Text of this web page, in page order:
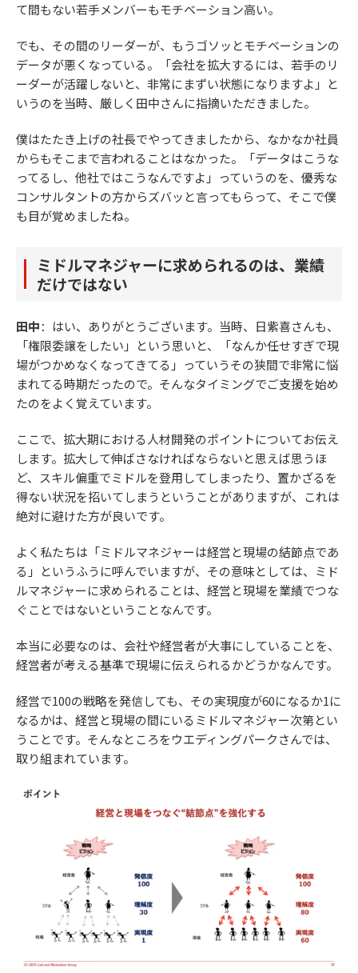
て間もない若手メンバーもモチベーション高い。
でも、その間のリーダーが、もうゴソッとモチベーションの
データが悪くなっている。「会社を拡大するには、若手のリ
ーダーが活躍しないと、非常にまずい状態になりますよ」と
いうのを当時、厳しく田中さんに指摘いただきました。
僕はたたき上げの社長でやってきましたから、なかなか社員
からもそこまで言われることはなかった。「データはこうな
ってるし、他社ではこうなんですよ」っていうのを、優秀な
コンサルタントの方からズバッと言ってもらって、そこで僕
も目が覚めましたね。
ミドルマネジャーに求められるのは、業績
だけではない
田中：はい、ありがとうございます。当時、日紫喜さんも、
「権限委譲をしたい」という思いと、「なんか任せすぎで現
場がつかめなくなってきてる」っていうその狭間で非常に悩
まれてる時期だったので。そんなタイミングでご支援を始め
たのをよく覚えています。
ここで、拡大期における人材開発のポイントについてお伝え
します。拡大して伸ばさなければならないと思えば思うほ
ど、スキル偏重でミドルを登用してしまったり、置かざるを
得ない状況を招いてしまうということがありますが、これは
絶対に避けた方が良いです。
よく私たちは「ミドルマネジャーは経営と現場の結節点であ
る」というふうに呼んでいますが、その意味としては、ミド
ルマネジャーに求められることは、経営と現場を業績でつな
ぐことではないということなんです。
本当に必要なのは、会社や経営者が大事にしていることを、
経営者が考える基準で現場に伝えられるかどうかなんです。
経営で100の戦略を発信しても、その実現度が60になるか1に
なるかは、経営と現場の間にいるミドルマネジャー次第とい
うことです。そんなところをウエディングパークさんでは、
取り組まれています。